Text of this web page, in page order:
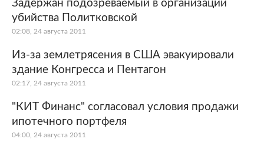
Задержан подозреваемый в организации
убийства Политковской
02:08, 24 августа 2011
Из-за землетрясения в США эвакуировали
здание Конгресса и Пентагон
02:17, 24 августа 2011
"КИТ Финанс" согласовал условия продажи
ипотечного портфеля
04:00, 24 августа 2011